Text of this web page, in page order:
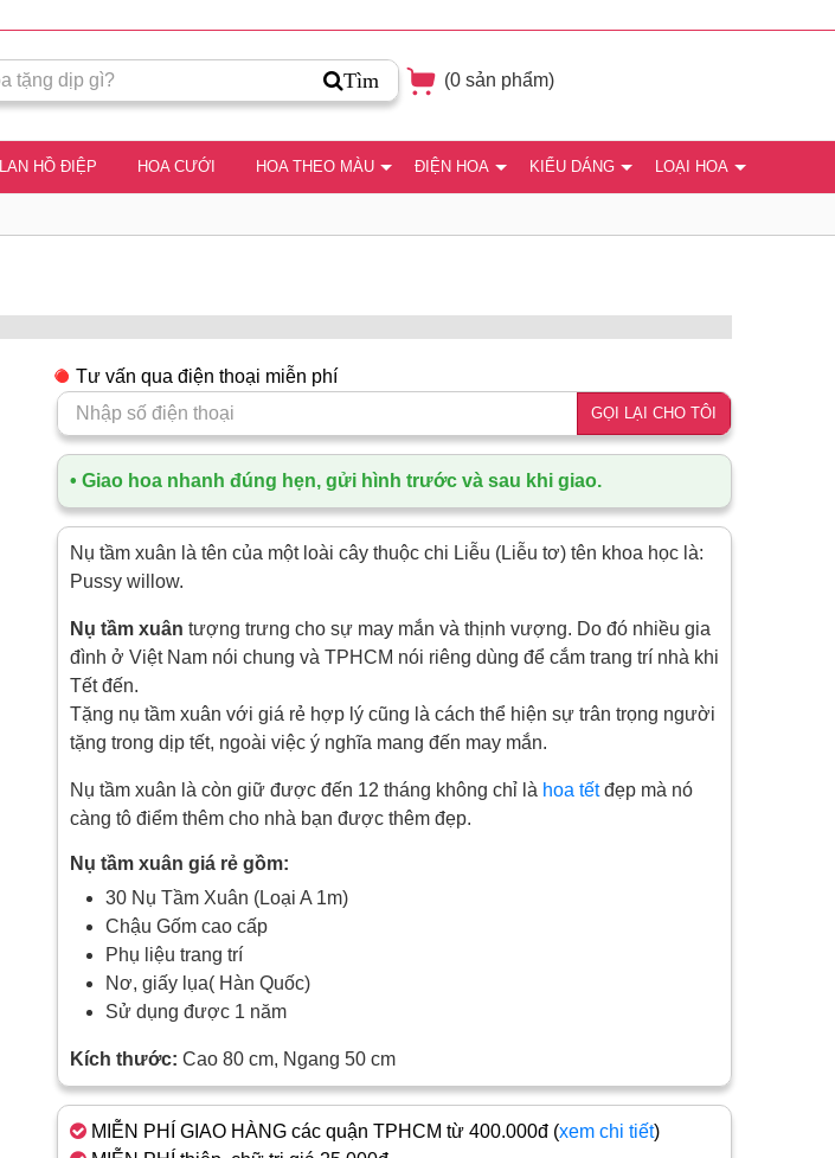
Tìm (0 sản phẩm)
LAN HỒ ĐIỆP HOA CƯỚI HOA THEO MÀU ĐIỆN HOA KIỂU DÁNG LOẠI HOA
Tư vấn qua điện thoại miễn phí
GỌI LẠI CHO TÔI
• Giao hoa nhanh đúng hẹn, gửi hình trước và sau khi giao.
Nụ tầm xuân là tên của một loài cây thuộc chi Liễu (Liễu tơ) tên khoa học là:
Pussy willow.
Nụ tầm xuân tượng trưng cho sự may mắn và thịnh vượng. Do đó nhiều gia
đình ở Việt Nam nói chung và TPHCM nói riêng dùng để cắm trang trí nhà khi
Tết đến.
Tặng nụ tầm xuân với giá rẻ hợp lý cũng là cách thể hiện sự trân trọng người
tặng trong dịp tết, ngoài việc ý nghĩa mang đến may mắn.
Nụ tầm xuân là còn giữ được đến 12 tháng không chỉ là hoa tếtđẹp mà nó
càng tô điểm thêm cho nhà bạn được thêm đẹp.
Nụ tầm xuân giá rẻ gồm:
30 Nụ Tầm Xuân (Loại A 1m)
Chậu Gốm cao cấp
Phụ liệu trang trí
Nơ, giấy lụa( Hàn Quốc)
Sử dụng được 1 năm
Kích thước: Cao 80 cm, Ngang 50 cm
MIỄN PHÍ GIAO HÀNG các quận TPHCM từ 400.000đ (xem chi tiết)